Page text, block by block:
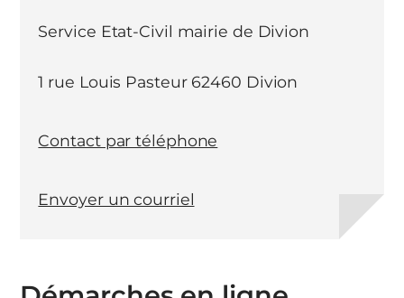
Service Etat-Civil mairie de Divion
1 rue Louis Pasteur 62460 Divion
Contact par téléphone
Envoyer un courriel